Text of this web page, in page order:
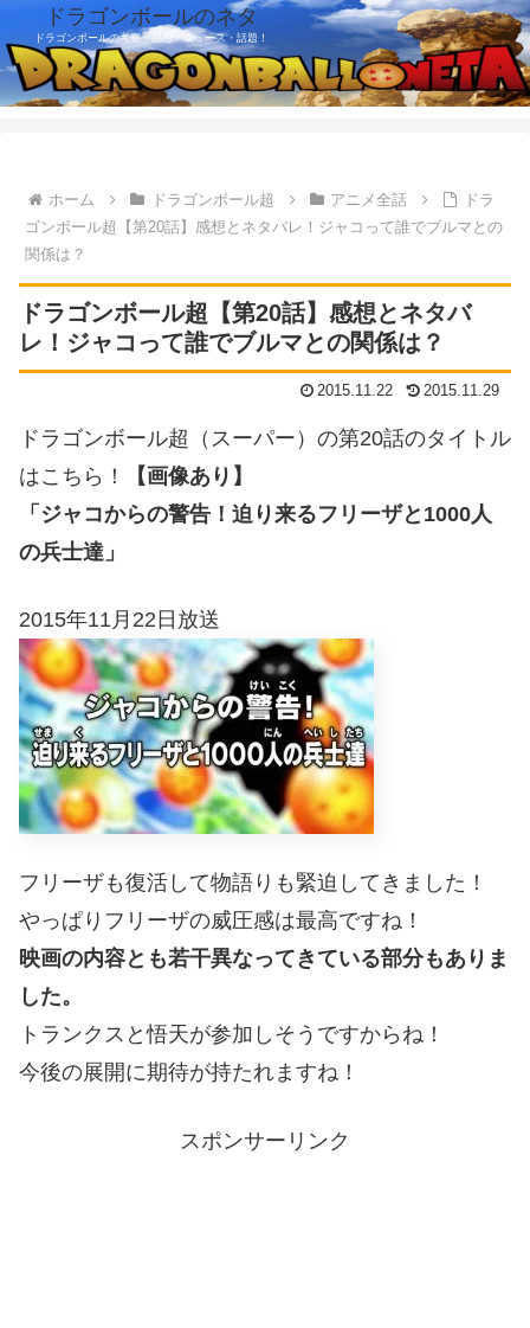
ドラゴンボールのネタ
ドラゴンボールの考察・感想・ニュース・話題！
ホーム ドラゴンボール超 アニメ全話
ドラ
ゴンボール超【第20話】感想とネタバレ！ジャコって誰でブルマとの
関係は？
ドラゴンボール超【第20話】感想とネタバ
レ！ジャコって誰でブルマとの関係は？
2015.11.22 2015.11.29
ドラゴンボール超（スーパー）の第20話のタイトル
はこちら！
【画像あり】
「ジャコからの警告！迫り来るフリーザと1000人
の兵士達」
2015年11月22日放送
フリーザも復活して物語りも緊迫してきました！
やっぱりフリーザの威圧感は最高ですね！
映画の内容とも若干異なってきている部分もありま
した。
トランクスと悟天が参加しそうですからね！
今後の展開に期待が持たれますね！
スポンサーリンク